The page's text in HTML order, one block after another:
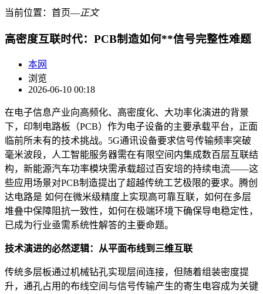
当前位置： 首页―正文
高密度互联时代：PCB制造如何**信号完整性难题
本网
浏览
2026-06-10 00:18
在电子信息产业向高频化、高密度化、大功率化演进的背景
下，印制电路板（PCB）作为电子设备的主要承载平台，正面
临前所未有的技术挑战。5G通讯设备要求信号传输频率突破
毫米波段，人工智能服务器需在有限空间内集成数百层互联结
构，新能源汽车功率模块需承载超过百安培的持续电流——这
些应用场景对PCB制造提出了超越传统工艺极限的要求。腾创
达电路是 如何在微米级精度上实现高可靠互联，如何在多层
堆叠中保障阻抗一致性，如何在极端环境下确保导电稳定性，
已成为行业亟需系统性解答的主要命题。
技术演进的必然逻辑：从平面布线到三维互联
传统多层板通过机械钻孔实现层间连接，但随着组装密度提
升，通孔占用的布线空间与信号传输产生的寄生电容成为关键